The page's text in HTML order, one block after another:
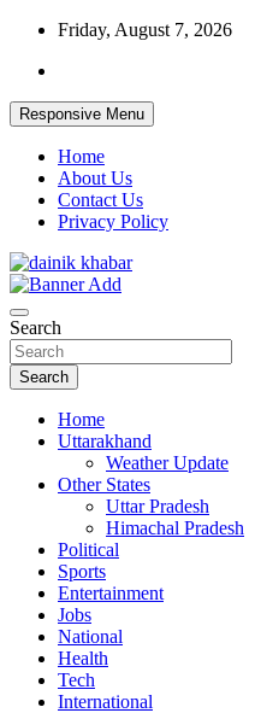
Skip
content
Friday, August 7, 2026
Responsive Menu
Home
About Us
Contact Us
Privacy Policy
Dainikkhabar.in –
Search
Search
Home
Uttarakhand
Weather Update
Other States
Uttar Pradesh
Himachal Pradesh
Political
Sports
Entertainment
Jobs
National
Health
Tech
International